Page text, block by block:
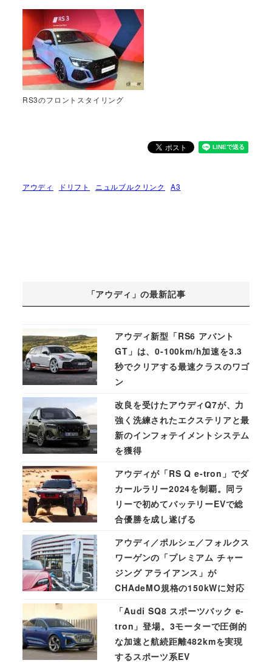
RS3のフロントスタイリング
アウディ ドリフト ニュルブルクリンク A3
「アウディ」の最新記事
アウディ新型「RS6 アバント
GT」は、0-100km/h加速を3.3
秒でクリアする最速クラスのワゴ
ン
改良を受けたアウディQ7が、力
強く洗練されたエクステリアと最
新のインフォテイメントシステム
を獲得
アウディが「RS Q e-tron」でダ
カールラリー2024を制覇。同ラ
リーで初めてバッテリーEVで総
合優勝を成し遂げる
アウディ／ポルシェ／フォルクス
ワーゲンの「プレミアム チャー
ジング アライアンス」が
CHAdeMO規格の150kWに対応
「Audi SQ8 スポーツバック e-
tron」登場。3モーターで圧倒的
な加速と航続距離482kmを実現
するスポーツ系EV